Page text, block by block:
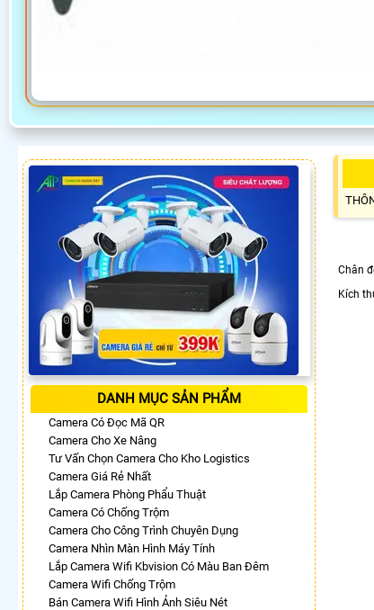
DANH MỤC SẢN PHẨM
Camera Có Đọc Mã QR
Camera Cho Xe Nâng
Tư Vấn Chọn Camera Cho Kho Logistics
Camera Giá Rẻ Nhất
Lắp Camera Phòng Phẩu Thuật
Camera Có Chống Trộm
Camera Cho Công Trình Chuyên Dụng
Camera Nhìn Màn Hình Máy Tính
Lắp Camera Wifi Kbvision Có Màu Ban Đêm
Camera Wifi Chống Trộm
Bán Camera Wifi Hình Ảnh Siêu Nét
Chân
Kích